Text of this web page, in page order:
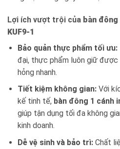
Lợi ích vượt trội của bàn
KUF9-1
Bảo quản thực phẩm tối ưu:
đại, thực phẩm luôn giữ
hỏng nhanh.
Tiết kiệm không gian:Với
kế tinh tế, bàn đông 1 cánh
giúp tận dụng tối đa không
kinh doanh.
Dễ vệ sinh và bảo trì:Chất